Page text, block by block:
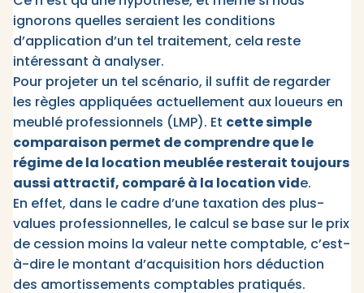
ignorons quelles seraient les conditions
d’application d’un tel traitement, cela reste
intéressant à analyser.
Pour projeter un tel scénario, il suffit de regarder
les règles appliquées actuellement aux loueurs en
meublé professionnels (LMP). Et cette simple
comparaison permet de comprendre que le
régime de la location meublée resterait toujours
aussi attractif, comparé à la location vide.
En effet, dans le cadre d’une taxation des plus-
values professionnelles, le calcul se base sur le prix
de cession moins la valeur nette comptable, c’est-
à-dire le montant d’acquisition hors déduction
des amortissements comptables pratiqués.